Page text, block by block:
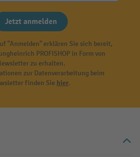
Jetzt anmelden
"Anmelden" erklären Sie sich bereit,
PROFISHOP in Form von
zu erhalten.
zur Datenverarbeitung beim
finden Sie hier.